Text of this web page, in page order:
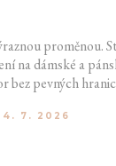
proměnou.
na dámské a
bez pevných
brzy vypadat
7. 2026